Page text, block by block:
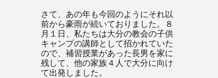
さて、あの年も今回のようにそれ以
前から豪雨が続いておりました。８
月１日、私たちは大分の教会の子供
キャンプの講師として招かれていた
ので、補習授業があった長男を家に
残して、他の家族４人で大分に向け
て出発しました。